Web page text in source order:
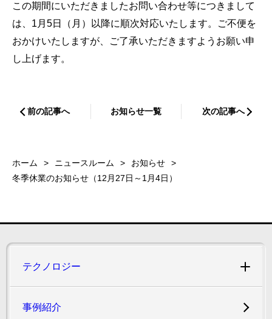
この期間にいただきましたお問い合わせ等につきまして
は、1月5日（月）以降に順次対応いたします。ご不便を
おかけいたしますが、ご了承いただきますようお願い申
し上げます。
前の記事へ お知らせ一覧 次の記事へ
ホーム ニュースルーム
お知らせ
冬季休業のお知らせ（12月27日～1月4日）
テクノロジー
事例紹介